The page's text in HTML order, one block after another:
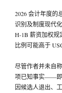
2026 会计年度的
识别及制度现代
H-1B 薪资加权
比例可能高于
尽管作者并未自
项已知事实——即
因候选人退出、